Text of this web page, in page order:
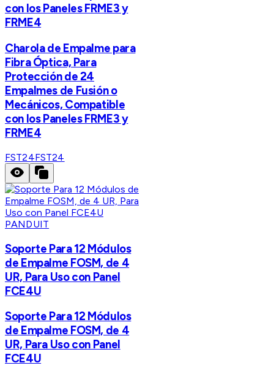
con los Paneles FRME3 y
FRME4
Charola de Empalme para
Fibra Óptica, Para
Protección de 24
Empalmes de Fusión o
Mecánicos, Compatible
con los Paneles FRME3 y
FRME4
FST24FST24
PANDUIT
Soporte Para 12 Módulos
de Empalme FOSM, de 4
UR, Para Uso con Panel
FCE4U
Soporte Para 12 Módulos
de Empalme FOSM, de 4
UR, Para Uso con Panel
FCE4U